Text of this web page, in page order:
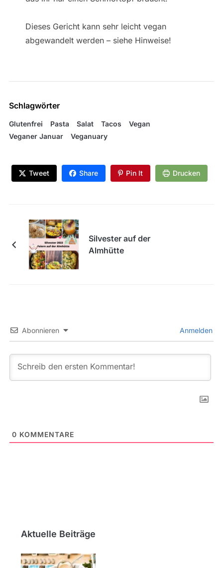
Dieses Gericht kann sehr leicht vegan
abgewandelt werden – siehe Hinweise!
Schlagwörter
Glutenfrei Pasta Salat Tacos
Vegan
Veganer Januar
Veganuary
Tweet Share Pin It Drucken
Silvester auf der
Almhütte
Abonnieren Anmelden
0 KOMMENTARE
Aktuelle Beiträge